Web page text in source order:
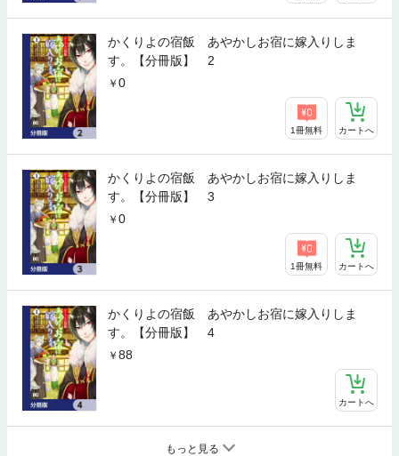
かくりよの宿飯 あやかしお宿に嫁入りしま
す。【分冊版】 2
0
1冊無料 カートへ
かくりよの宿飯 あやかしお宿に嫁入りしま
す。【分冊版】 3
0
1冊無料 カートへ
かくりよの宿飯 あやかしお宿に嫁入りしま
す。【分冊版】 4
88
カートへ
もっと見る